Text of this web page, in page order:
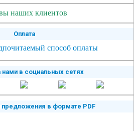
наших клиентов
Оплата
способ оплаты
нами в социальных сетях
предложения в формате PDF